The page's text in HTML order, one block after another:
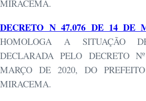
MIRACEMA.
DECRETO N 47.076 DE 14 DE
HOMOLOGA A SITUAÇÃO
DECLARADA PELO DECRETO
MARÇO DE 2020, DO
MIRACEMA.